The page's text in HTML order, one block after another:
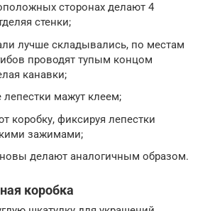
сторонах делают 4
стенки;
лучше складывались, по местам
проводят тупым концом
канавки;
мажут клеем;
коробку, фиксируя лепестки
зажимами;
делают аналогичным образом.
коробка